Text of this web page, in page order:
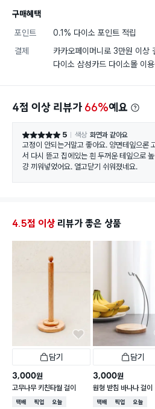
구매혜택
포인트
0.1% 다이소 포인트 적립
결제
카카오페이머니로 3만원 이상
다이소 삼성카드 다이소몰 이
4점 이상 리뷰가 66%예요
별점 5점 5 색상 화면과 같아요
고정이 안되는거말고 좋아요. 양면테잎으론
서 다시 뜯고 집에있는 흰 두꺼운 테잎으로 높
걍 끼워넣었어요. 열고닫기 쉬워졌네요.
4.5점 이상 리뷰가 좋은 상품
담기
3,000원
고무나무 키친타월 걸이
택배배송매장픽업오늘배송
담기
3,000원
원형 받침 바나나 걸이
택배배송매장픽업오늘배송